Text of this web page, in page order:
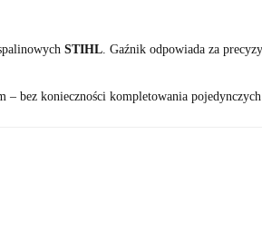
STIHL . Gaźnik odpowiada za
bez konieczności kompletowania pojedynczych